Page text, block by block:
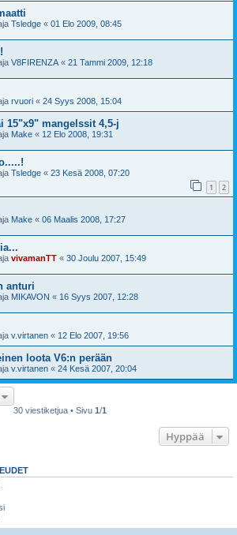
Tsledge « 01 Elo 2009, 08:45
V8FIRENZA « 21 Tammi 2009, 12:18
rvuori « 24 Syys 2008, 15:04
15"x9" mangelssit 4,5-j
Make « 12 Elo 2008, 19:31
Tsledge « 23 Kesä 2008, 07:20
1 2
Make « 06 Maalis 2008, 17:27
vivamanTT « 30 Joulu 2007, 15:49
anturi
MIKAVON « 16 Syys 2007, 12:28
v.virtanen « 12 Elo 2007, 19:56
loota V6:n perään
v.virtanen « 24 Kesä 2007, 20:04
30 viestiketjua • Sivu 1/1
Hyppää